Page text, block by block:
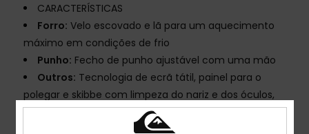
CARACTERÍSTICAS
Forro: Velo escovado e lã para um aquecimento
máximo em condições de frio
Punho: Fecho de punho ajustável com uma mão
Outros: Tecnologia de ecrã tátil, painel para o
polegar e skibbe com limpeza do nariz e dos óculos,
Correia elástica ajustável